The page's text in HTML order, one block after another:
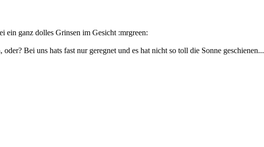
ein ganz dolles Grinsen im Gesicht :mrgreen:
Bei uns hats fast nur geregnet und es hat nicht so toll die Sonne geschienen...